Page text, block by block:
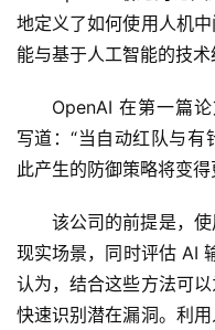
地定义了如何使用人机
能与基于人工智能的技术
OpenAI 在第一篇
写道：“当自动红队与​​
此产生的防御策略将变得
该公司的前提是，
现实场景，同时评估 AI
认为，结合这些方法可
快速识别潜在漏洞。利